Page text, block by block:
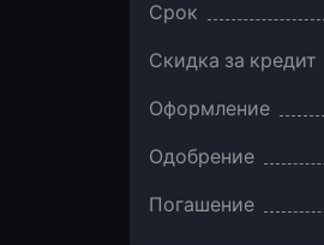
Срок
Скидка за кредит
Оформление
Одобрение
Погашение